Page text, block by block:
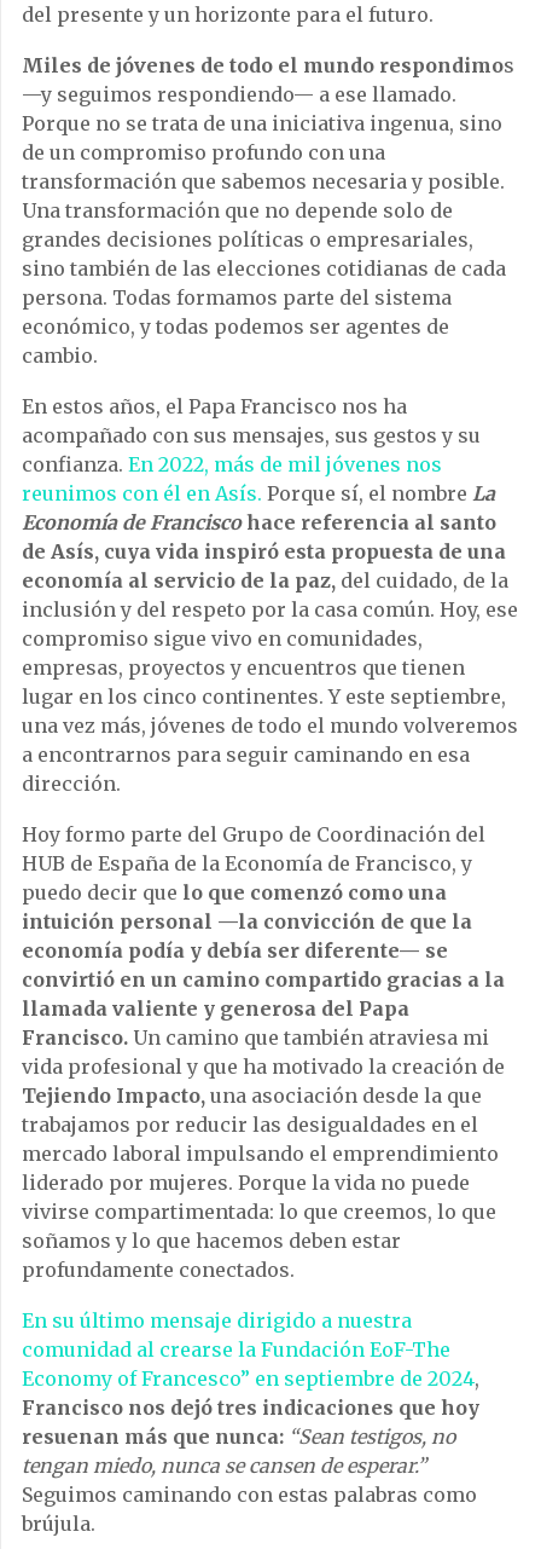
del presente y un horizonte para el futuro.
Miles de jóvenes de todo el mundo respondimos
—y seguimos respondiendo— a ese llamado.
Porque no se trata de una iniciativa ingenua, sino
de un compromiso profundo con una
transformación que sabemos necesaria y posible.
Una transformación que no depende solo de
grandes decisiones políticas o empresariales,
sino también de las elecciones cotidianas de cada
persona. Todas formamos parte del sistema
económico, y todas podemos ser agentes de
cambio.
En estos años, el Papa Francisco nos ha
acompañado con sus mensajes, sus gestos y su
confianza. En 2022, más de mil jóvenes nos
reunimos con él en Asís. Porque sí, el nombre La
Economía de Franciscohace referencia al santo
de Asís, cuya vida inspiró esta propuesta de una
economía al servicio de la paz, del cuidado, de la
inclusión y del respeto por la casa común. Hoy, ese
compromiso sigue vivo en comunidades,
empresas, proyectos y encuentros que tienen
lugar en los cinco continentes. Y este septiembre,
una vez más, jóvenes de todo el mundo volveremos
a encontrarnos para seguir caminando en esa
dirección.
Hoy formo parte del Grupo de Coordinación del
HUB de España de la Economía de Francisco, y
puedo decir que lo que comenzó como una
intuición personal —la convicción de que la
economía podía y debía ser diferente— se
convirtió en un camino compartido gracias a la
llamada valiente y generosa del Papa
Francisco. Un camino que también atraviesa mi
vida profesional y que ha motivado la creación de
Tejiendo Impacto, una asociación desde la que
trabajamos por reducir las desigualdades en el
mercado laboral impulsando el emprendimiento
liderado por mujeres. Porque la vida no puede
vivirse compartimentada: lo que creemos, lo que
soñamos y lo que hacemos deben estar
profundamente conectados.
En su último mensaje dirigido a nuestra
comunidad al crearse la Fundación EoF-The
Economy of Francesco” en septiembre de 2024,
Francisco nos dejó tres indicaciones que hoy
resuenan más que nunca: “Sean testigos, no
tengan miedo, nunca se cansen de esperar.”
Seguimos caminando con estas palabras como
brújula.